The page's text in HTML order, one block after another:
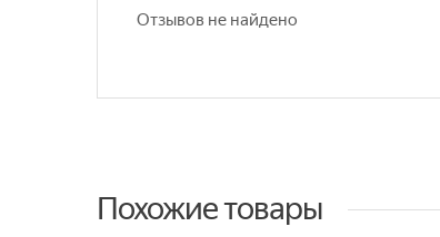
Отзывов не найдено
Похожие товары